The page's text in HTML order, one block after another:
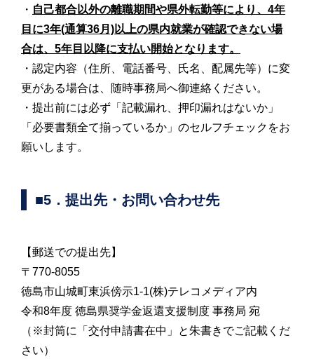
・ 自己都合以外の離職期間や県外転勤等により、4年
目に3年(通算36月)以上の県内就業が確認できない場
合は、5年目以降に支払い開始となります。
・認定内容（住所、電話番号、氏名、配属先等）に変
更がある場合は、随時事務局へ御連絡ください。
・提出前には必ず「記載漏れ、押印漏れはないか」
「必要書類全て揃っているか」のセルフチェックをお
願いします。
■5．提出先・お問い合わせ先
【郵送での提出先】
〒770-8055
徳島市山城町東浜傍示1-1(株)テレコメディア内
令和8年度 徳島県奨学金返還支援制度 事務局 宛
（※封筒に「交付申請書在中」と朱書きでご記載くだ
さい）